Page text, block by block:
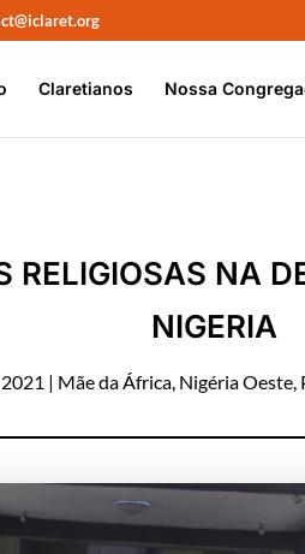
Claretianos Nossa
RELIGIOSAS NA
NIGERIA
| Mãe da África, Nigéria Oeste,